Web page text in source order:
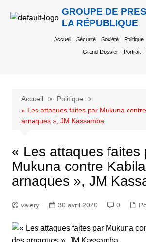
GROUPE DE
LA RÉPUBLIQUE
Accueil Sécurité Société Politique
Grand-Dossier Portrait
Accueil
Politique
« Les attaques faites par Mukuna
arnaques », JM Kassamba
« Les attaques faites
Mukuna contre
arnaques », JM
valery 30 avril 2020 0